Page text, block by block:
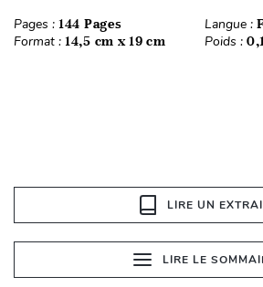
Pages : 144 Pages Langue :
Format : 14,5 cm x 19 cm Poids :
LIRE UN
LIRE LE